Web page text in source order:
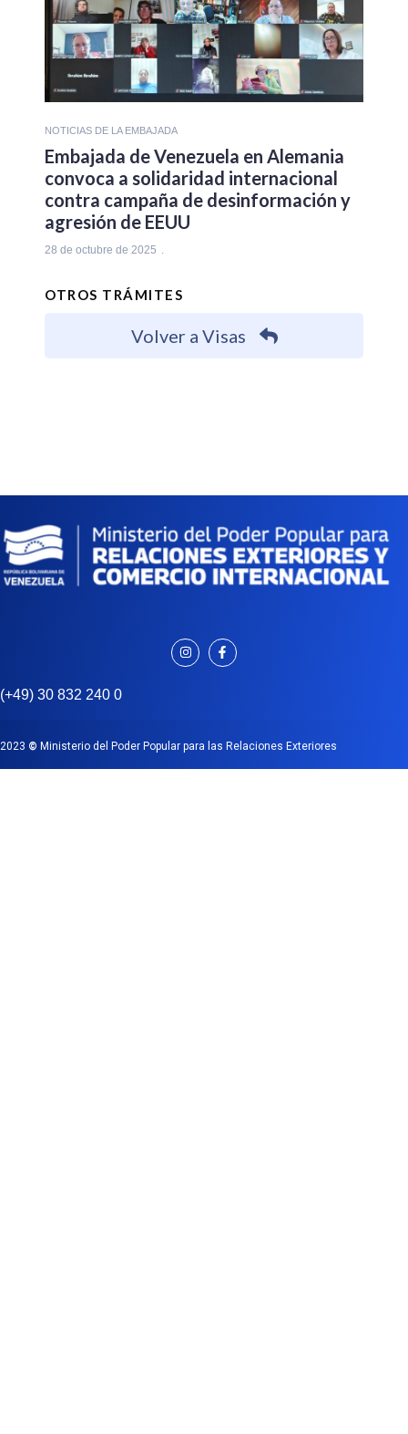
NOTICIAS DE LA EMBAJADA
Embajada de Venezuela en Alemania
convoca a solidaridad internacional
contra campaña de desinformación y
agresión de EEUU
28 de octubre de 2025
OTROS TRÁMITES
Volver a Visas
(+49) 30 832 240 0
2023 © Ministerio del Poder Popular para las Relaciones Exteriores